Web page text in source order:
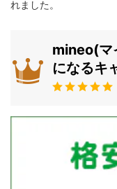
れました。
mineo(マ
になるキ